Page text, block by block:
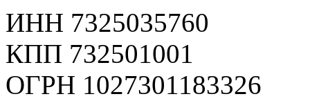
ИНН 7325035760
КПП 732501001
ОГРН 1027301183326